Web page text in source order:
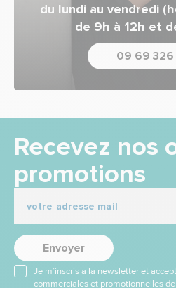
du lundi au vendredi
de 9h à 12h et
09 69 326
Recevez nos
promotions
Envoyer
Je m’inscris à la newsletter et
commerciales et promotionnelles